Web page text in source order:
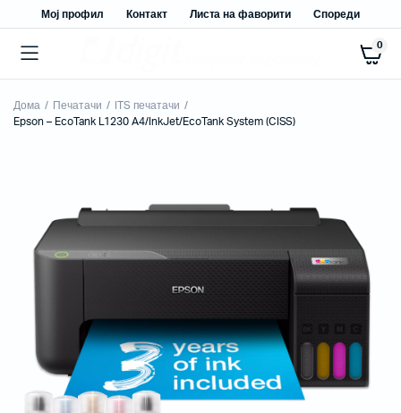
Мој профил Контакт Листа на фаворити Спореди
0
Дома Печатачи
ITS печатачи
Epson – EcoTank L1230 A4/InkJet/EcoTank System (CISS)